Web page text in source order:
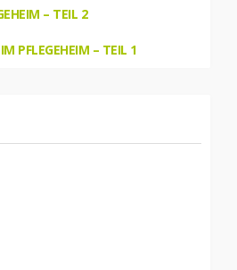
– TEIL 2
PFLEGEHEIM – TEIL 1